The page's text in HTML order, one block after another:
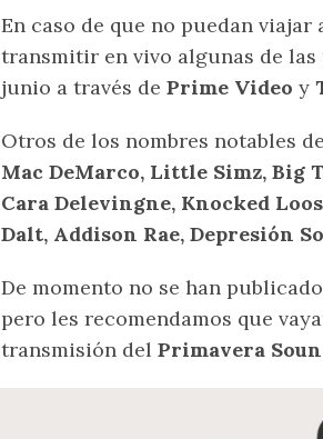
En caso de que no puedan
transmitir en vivo algunas de las
junio a través de Prime Video y
Otros de los nombres notables
Mac DeMarco, Little Simz, Big
Cara Delevingne, Knocked
Dalt, Addison Rae, Depresión
De momento no se han
pero les recomendamos que
transmisión del Primavera